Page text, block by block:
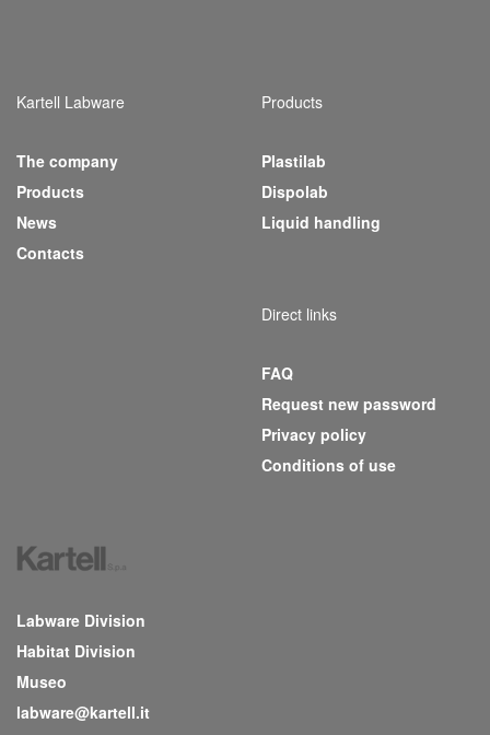
Kartell Labware
The company
Products(current)
News
Contacts
Products
Plastilab
Dispolab
Liquid handling
Direct links
FAQ
Request new password
Privacy policy
Conditions of use
Labware Division
Habitat Division
Museo
labware@kartell.it